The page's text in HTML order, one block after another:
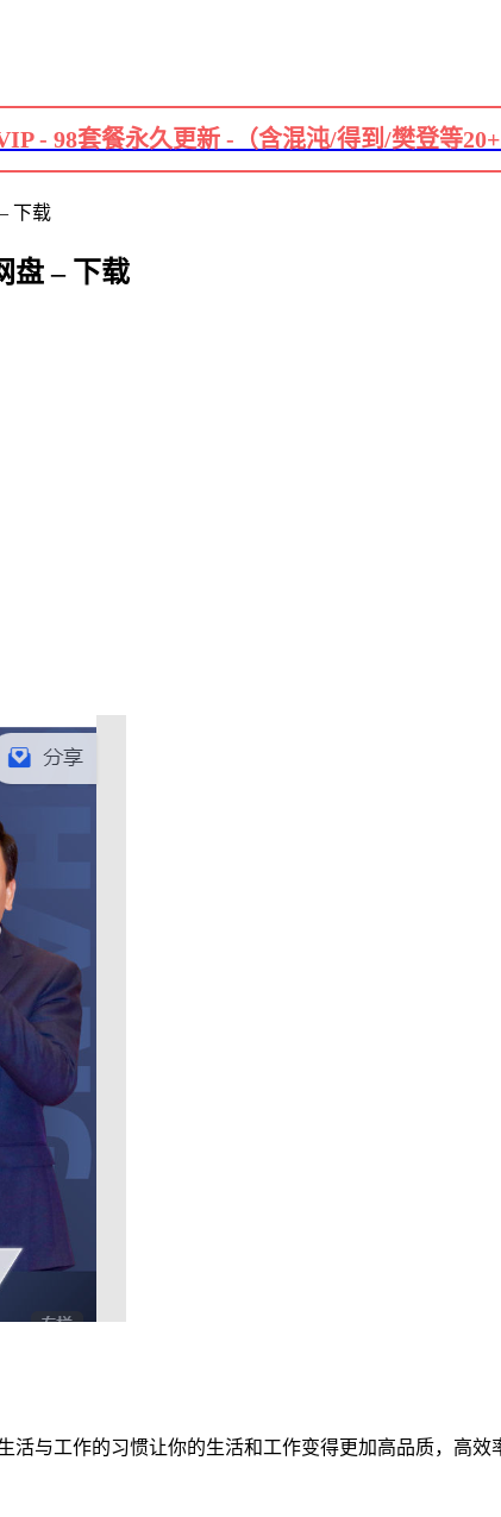
- 98套餐永久更新 -（含混沌/得到/樊登等
下载
盘 – 下载
活与工作的习惯让你的生活和工作变得更加高品质，高效